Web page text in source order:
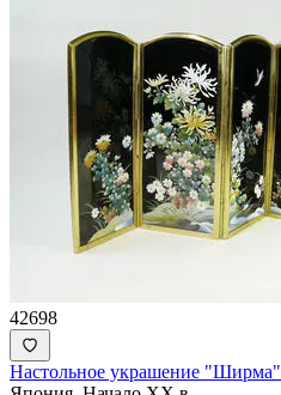
42698
Настольное украшение "Ширма"